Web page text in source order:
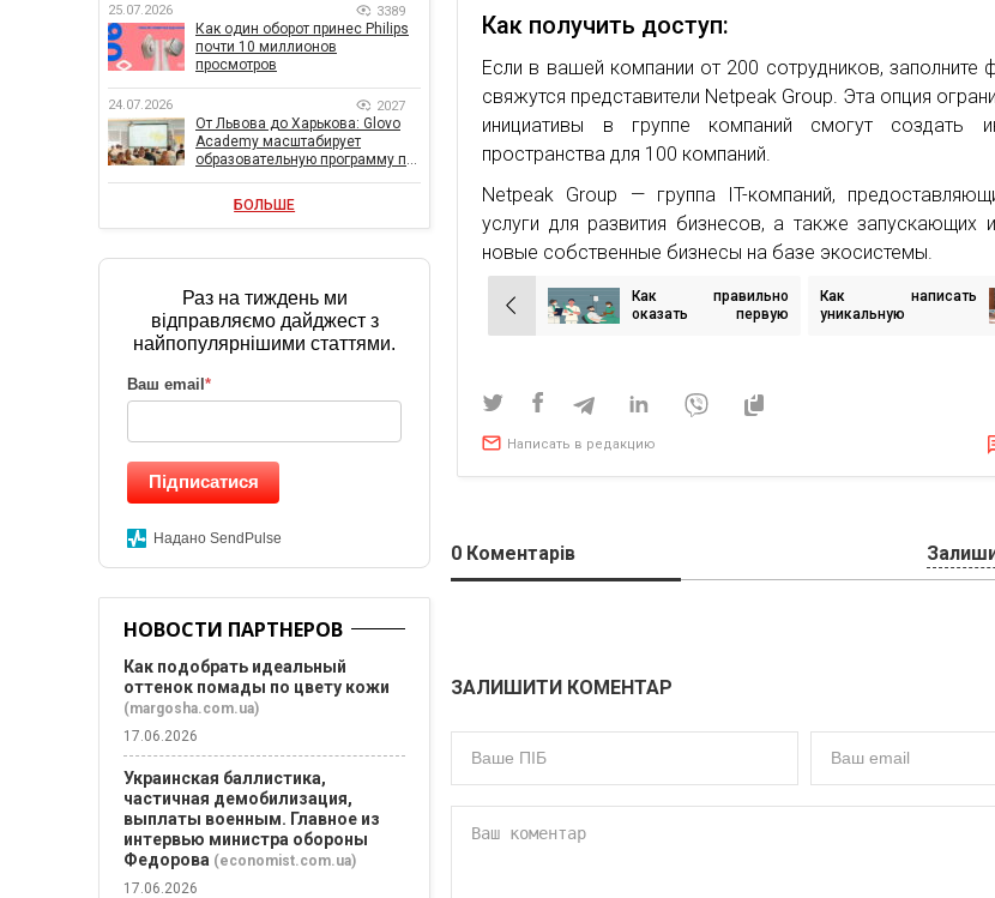
Как получить доступ:
Если в вашей компании от 200 сотрудников, заполните
свяжутся представители Netpeak Group. Эта опция
инициативы в группе компаний смогут создать
пространства для 100 компаний.
Netpeak Group — группа IT-компаний,
услуги для развития бизнесов, а также запускающих
новые собственные бизнесы на базе экосистемы.
Навигация
по
Как правильно
оказать первую
Как написать
уникальную
Написать в редакцию
0 Коментарів
ЗАЛИШИТИ КОМЕНТАР
25.07.2026 3389
Как один оборот принес Philips
почти 10 миллионов
просмотров
24.07.2026 2027
От Львова до Харькова: Glovo
Academy масштабирует
образовательную программу по
бизнеса
БОЛЬШЕ
Раз на тиждень ми
відправляємо дайджест з
найпопулярнішими статтями.
Ваш email *
Підписатися
Надано SendPulse
НОВОСТИ ПАРТНЕРОВ
Как подобрать идеальный
оттенок помады по цвету кожи
(margosha.com.ua)
17.06.2026
Украинская баллистика,
частичная демобилизация,
выплаты военным. Главное из
интервью министра обороны
Федорова (economist.com.ua)
17.06.2026